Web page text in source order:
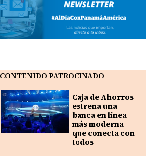
CONTENIDO PATROCINADO
Caja de Ahorros
estrena una
banca en línea
más moderna
que conecta con
todos